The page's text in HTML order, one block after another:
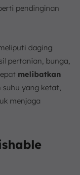
pendinginan
daging
pertanian, bunga,
melibatkan
suhu yang ketat,
menjaga